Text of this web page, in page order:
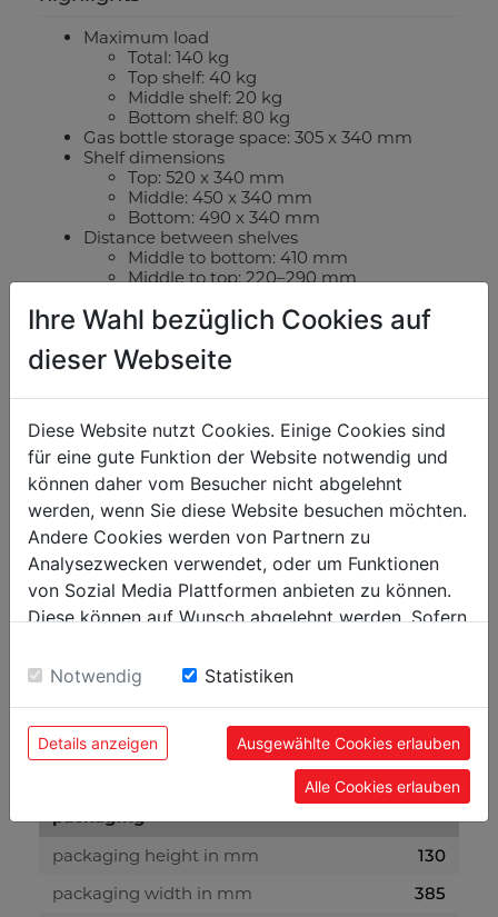
Maximum load
Total: 140 kg
Top shelf: 40 kg
Middle shelf: 20 kg
Bottom shelf: 80 kg
Gas bottle storage space: 305 x 340 mm
Shelf dimensions
Top: 520 x 340 mm
Middle: 450 x 340 mm
Bottom: 490 x 340 mm
Distance between shelves
Middle to bottom: 410 mm
Middle to top: 220–290 mm
Rear: Ø 185 x 30 mm
Front: Ø 75 x 21 mm
ADD TO COMPARISON LIST
technical details
measurements
total dimensions in mm
1040 x 460 x 970
weight
net weight in kg
14.50
gross weight in kg
16
packaging
packaging height in mm
130
packaging width in mm
385
Ihre Wahl bezüglich Cookies auf
dieser Webseite
Diese Website nutzt Cookies. Einige Cookies sind
für eine gute Funktion der Website notwendig und
können daher vom Besucher nicht abgelehnt
werden, wenn Sie diese Website besuchen möchten.
Andere Cookies werden von Partnern zu
Analysezwecken verwendet, oder um Funktionen
von Sozial Media Plattformen anbieten zu können.
Diese können auf Wunsch abgelehnt werden. Sofern
Einwilligung zu unseren Cookies.
Notwendig Statistiken
Details anzeigen Ausgewählte Cookies erlauben
Alle Cookies erlauben